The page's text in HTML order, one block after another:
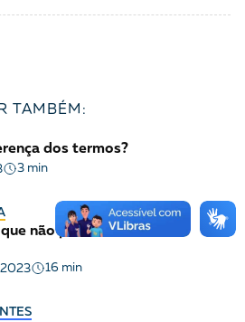
TAMBÉM:
dos termos?
3 min
não pode em uma
16 min